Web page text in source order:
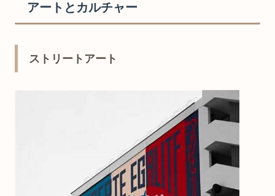
アートとカルチャー
ストリートアート